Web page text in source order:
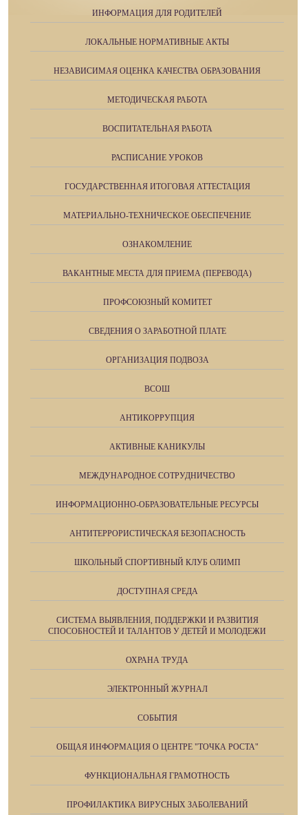
ИНФОРМАЦИЯ ДЛЯ РОДИТЕЛЕЙ
ЛОКАЛЬНЫЕ НОРМАТИВНЫЕ АКТЫ
НЕЗАВИСИМАЯ ОЦЕНКА КАЧЕСТВА ОБРАЗОВАНИЯ
МЕТОДИЧЕСКАЯ РАБОТА
ВОСПИТАТЕЛЬНАЯ РАБОТА
РАСПИСАНИЕ УРОКОВ
ГОСУДАРСТВЕННАЯ ИТОГОВАЯ АТТЕСТАЦИЯ
МАТЕРИАЛЬНО-ТЕХНИЧЕСКОЕ ОБЕСПЕЧЕНИЕ
ОЗНАКОМЛЕНИЕ
ВАКАНТНЫЕ МЕСТА ДЛЯ ПРИЕМА (ПЕРЕВОДА)
ПРОФСОЮЗНЫЙ КОМИТЕТ
СВЕДЕНИЯ О ЗАРАБОТНОЙ ПЛАТЕ
ОРГАНИЗАЦИЯ ПОДВОЗА
ВСОШ
АНТИКОРРУПЦИЯ
АКТИВНЫЕ КАНИКУЛЫ
МЕЖДУНАРОДНОЕ СОТРУДНИЧЕСТВО
ИНФОРМАЦИОННО-ОБРАЗОВАТЕЛЬНЫЕ РЕСУРСЫ
АНТИТЕРРОРИСТИЧЕСКАЯ БЕЗОПАСНОСТЬ
ШКОЛЬНЫЙ СПОРТИВНЫЙ КЛУБ ОЛИМП
ДОСТУПНАЯ СРЕДА
СИСТЕМА ВЫЯВЛЕНИЯ, ПОДДЕРЖКИ И РАЗВИТИЯ
СПОСОБНОСТЕЙ И ТАЛАНТОВ У ДЕТЕЙ И МОЛОДЕЖИ
ОХРАНА ТРУДА
ЭЛЕКТРОННЫЙ ЖУРНАЛ
СОБЫТИЯ
ОБЩАЯ ИНФОРМАЦИЯ О ЦЕНТРЕ "ТОЧКА РОСТА"
ФУНКЦИОНАЛЬНАЯ ГРАМОТНОСТЬ
ПРОФИЛАКТИКА ВИРУСНЫХ ЗАБОЛЕВАНИЙ